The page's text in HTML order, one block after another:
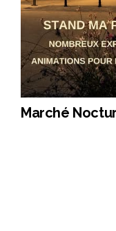
Marché